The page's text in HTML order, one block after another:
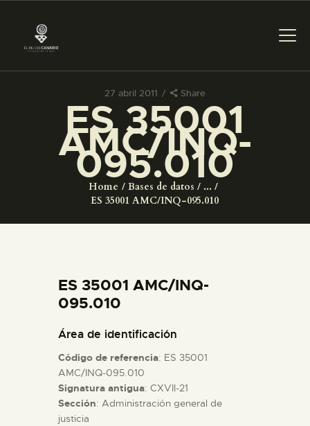
27 abril 2011 Share
ES 35001
AMC/INQ-
095.010
Home Bases de datos
...
ES 35001 AMC/INQ-095.010
PREPARAR LA VISITA
ACTIVIDADES
COLECCIONES
ESPAÑOL
PREPARAR LA VISITA
ES 35001 AMC/INQ-
095.010
Área de identificación
Código de referencia: ES 35001
AMC/INQ-095.010
Signatura antigua: CXVII-21
Sección: Administración general de
justicia